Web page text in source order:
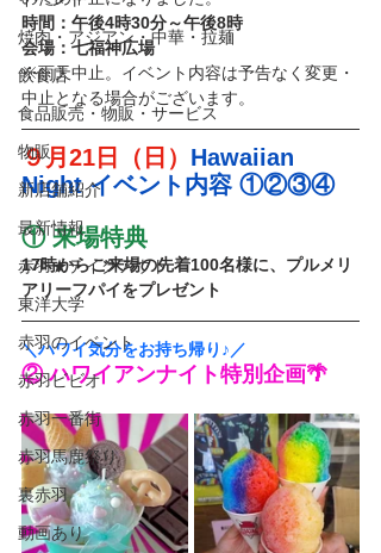
焼肉・アジアン・中華・拉麺
飲食店
食品販売・物販・サービス
物販
新店舗紹介
最新情報
赤羽★テイクアウト
東洋大学
赤羽のイベント
赤羽ビビオ
赤羽一番街
赤羽馬鹿祭り
裏赤羽
動画あり
時間：午後4時30分～午後8時
会場：七福神広場
※雨天中止。イベント内容は予告なく変更・
中止となる場合がございます。
９月21日（日） Hawaiian
Night イベント内容 ①②③④
① 来場特典
17時からご来場の先着100名様に、プルメリ
アリーフパイをプレゼント
＼ハワイ気分をお持ち帰り♪／
② ハワイアンナイト特別企画🌴